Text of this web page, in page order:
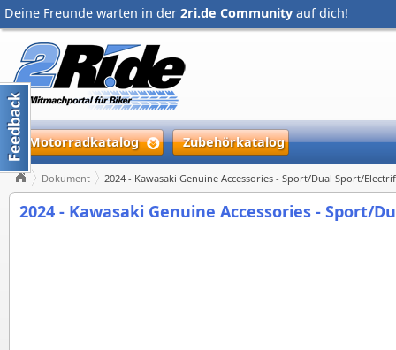
Deine Freunde warten in der 2ri.de Community auf dich!
Motorradkatalog Zubehörkatalog
Dokument 2024 - Kawasaki Genuine Accessories - Sport/Dual Sport/
2024 - Kawasaki Genuine Accessories - Sport/